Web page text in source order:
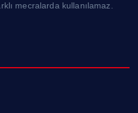
mecralarda kullanılamaz.